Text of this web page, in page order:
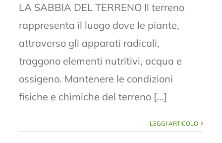
LA SABBIA DEL TERRENO Il terreno
rappresenta il luogo dove le piante,
attraverso gli apparati radicali,
traggono elementi nutritivi, acqua e
ossigeno. Mantenere le condizioni
fisiche e chimiche del terreno [...]
LEGGI ARTICOLO